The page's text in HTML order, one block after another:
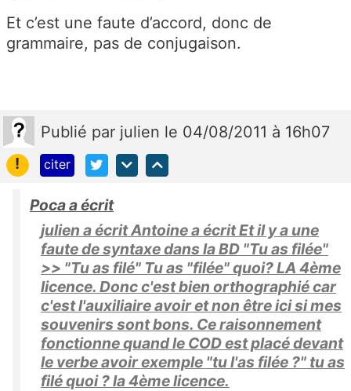
Et c’est une faute d’accord, donc de
grammaire, pas de conjugaison.
Publié par julien le 04/08/2011 à 16h07
!
citer
Poca a écrit
julien a écrit Antoine a écrit Et il y a une
faute de syntaxe dans la BD "Tu as filée"
>> "Tu as filé" Tu as "filée" quoi? LA 4ème
licence. Donc c'est bien orthographié car
c'est l'auxiliaire avoir et non être ici si mes
souvenirs sont bons. Ce raisonnement
fonctionne quand le COD est placé devant
le verbe avoir exemple "tu l'as filée ?" tu as
filé quoi ? la 4ème licence.